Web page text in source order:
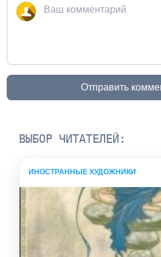
Отправить
ВЫБОР ЧИТАТЕЛЕЙ:
ИНОСТРАННЫЕ ХУДОЖНИКИ